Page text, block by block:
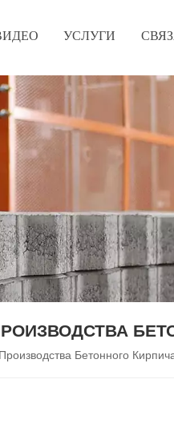
УСЛУГИ
Бетонного